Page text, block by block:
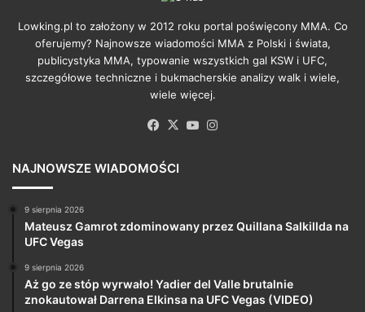
Lowking.pl to założony w 2012 roku portal poświęcony MMA. Co
oferujemy? Najnowsze wiadomości MMA z Polski i świata,
publicystyka MMA, typowanie wszystkich gal KSW i UFC,
szczegółowe techniczne i bukmacherskie analizy walk i wiele,
wiele więcej.
Facebook
X YouTube
NAJNOWSZE WIADOMOŚCI
9 sierpnia 2026
Mateusz Gamrot zdominowany przez Quillana Salkillda na
UFC Vegas
9 sierpnia 2026
Aż go ze stóp wyrwało! Yadier del Valle brutalnie
znokautował Darrena Elkinsa na UFC Vegas (VIDEO)